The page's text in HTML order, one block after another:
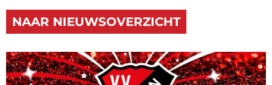
NAAR NIEUWSOVERZICHT